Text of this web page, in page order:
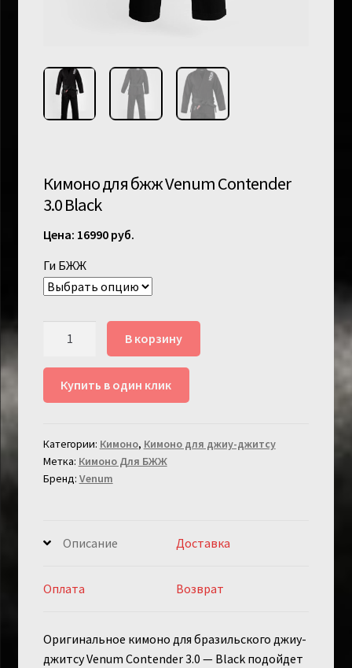
Кимоно для бжж Venum Contender
3.0 Black
16990 руб.
Ги БЖЖ
Кимоно
Contender
3.0
Black
В корзину
Купить в один клик
Категории: Кимоно, Кимоно для джиу-джитсу
Метка: Кимоно Для БЖЖ
Бренд: Venum
Описание Доставка
Оплата Возврат
Оригинальное кимоно для бразильского джиу-
джитсу Venum Contender 3.0 — Black подойдет